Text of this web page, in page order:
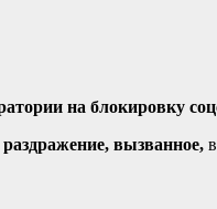
на блокировку
вызванное,